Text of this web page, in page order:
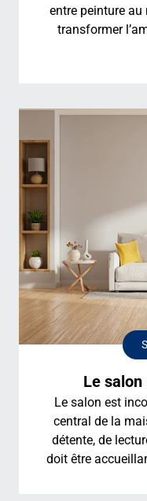
entre peinture
transformer
Le
Le salon est
central de la
détente, de
doit être